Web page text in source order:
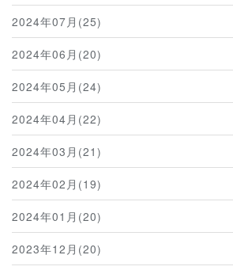
2024年07月(25)
2024年06月(20)
2024年05月(24)
2024年04月(22)
2024年03月(21)
2024年02月(19)
2024年01月(20)
2023年12月(20)